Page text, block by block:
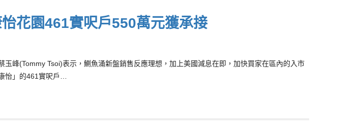
花園461實呎戶550萬元獲承接
玉峰(Tommy Tsoi)表示，鰂魚涌新盤銷售反應理想，加上美國減息在即，加快買家在區內的入市
怡」的461實呎戶…